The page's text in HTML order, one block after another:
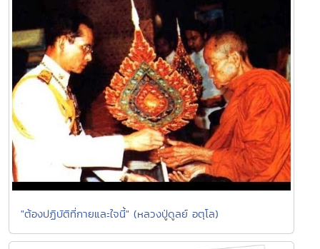
"ต้องปฏิบัติที่กายและใจนี้" (หลวงปู่ดูลย์ อตุโล)